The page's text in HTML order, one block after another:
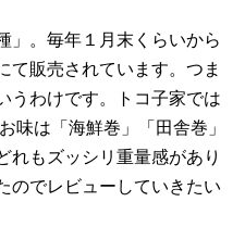
。毎年１月末くらいから
て販売されています。つま
うわけです。トコ子家では
味は「海鮮巻」「田舎巻」
れもズッシリ重量感があり
のでレビューしていきたい